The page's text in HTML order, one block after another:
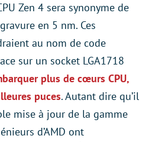
Zen 4 sera synonyme de
en 5 nm. Ces
au nom de code
sur un socket LGA1718
plus de cœurs CPU,
puces. Autant dire qu’il
mise à jour de la gamme
d’AMD ont